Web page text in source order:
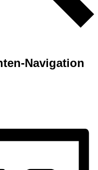
Navigation